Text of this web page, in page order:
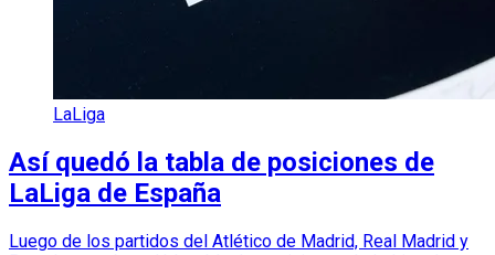
LaLiga
Así quedó la tabla de posiciones de
LaLiga de España
Luego de los partidos del Atlético de Madrid, Real Madrid y